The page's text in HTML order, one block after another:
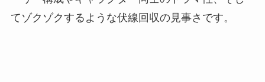
てゾクゾクするような伏線回収の見事さです。